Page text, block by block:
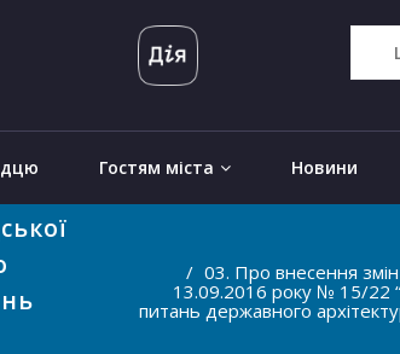
Гостям міста Новини
03. Про внесення
13.09.2016 року № 15/22
питань державного